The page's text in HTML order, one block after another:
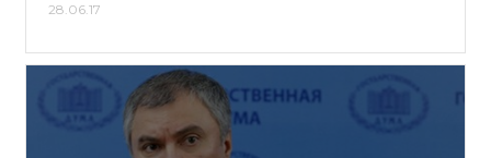
28.06.17